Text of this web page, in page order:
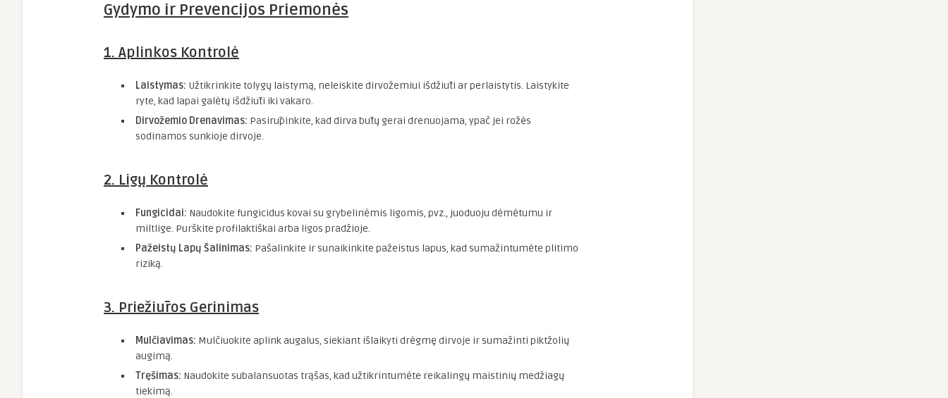
Gydymo ir Prevencijos Priemonės
1. Aplinkos Kontrolė
Laistymas: Užtikrinkite tolygų laistymą, neleiskite dirvožemiui išdžiūti ar perlaistytis. Laistykite
ryte, kad lapai galėtų išdžiūti iki vakaro.
Dirvožemio Drenavimas: Pasirūpinkite, kad dirva būtų gerai drenuojama, ypač jei rožės
sodinamos sunkioje dirvoje.
2. Ligų Kontrolė
Fungicidai: Naudokite fungicidus kovai su grybelinėmis ligomis, pvz., juoduoju dėmėtumu ir
miltlige. Purškite profilaktiškai arba ligos pradžioje.
Pažeistų Lapų Šalinimas: Pašalinkite ir sunaikinkite pažeistus lapus, kad sumažintumėte plitimo
riziką.
3. Priežiūros Gerinimas
Mulčiavimas: Mulčiuokite aplink augalus, siekiant išlaikyti drėgmę dirvoje ir sumažinti piktžolių
augimą.
Tręšimas: Naudokite subalansuotas trąšas, kad užtikrintumėte reikalingų maistinių medžiagų
tiekimą.